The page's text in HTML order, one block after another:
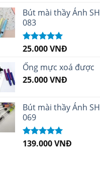
sao
Bút mài thầy Ánh SH
083
Được xếp
sao
25.000VNĐ
Ống mực xoá được
25.000VNĐ
Bút mài thầy Ánh SH
069
Được xếp
139.000VNĐ